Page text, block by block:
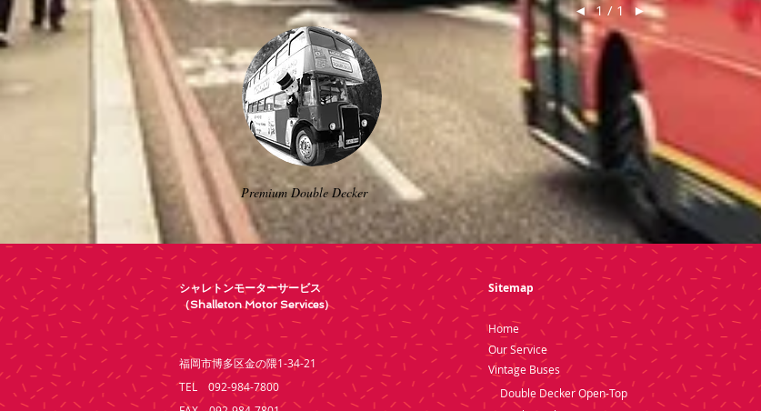
◄ 1 / 1 ►
Premium Double Decker
シャレトンモーターサービス
（Shalleton Motor Services）
福岡市博多区金の隈1-34-21
TEL 092-984-7800
Sitemap
Home
Our Service
Vintage Buses
Double Decker Open-Top